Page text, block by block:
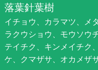
落葉針葉樹
イチョウ、カラマツ、メ
ラクウショウ、モウソウ
テイチク、キンメイチク
ケ、クマザサ、オカメザ